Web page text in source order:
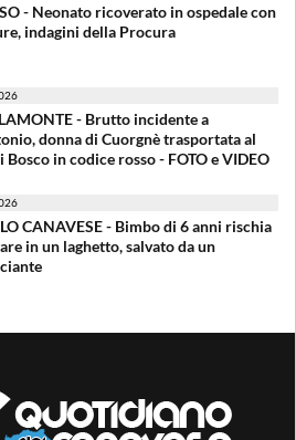
- Neonato ricoverato in ospedale con
indagini della Procura
- Brutto incidente a
donna di Cuorgnè trasportata al
Bosco in codice rosso - FOTO e VIDEO
CANAVESE - Bimbo di 6 anni rischia
in un laghetto, salvato da un